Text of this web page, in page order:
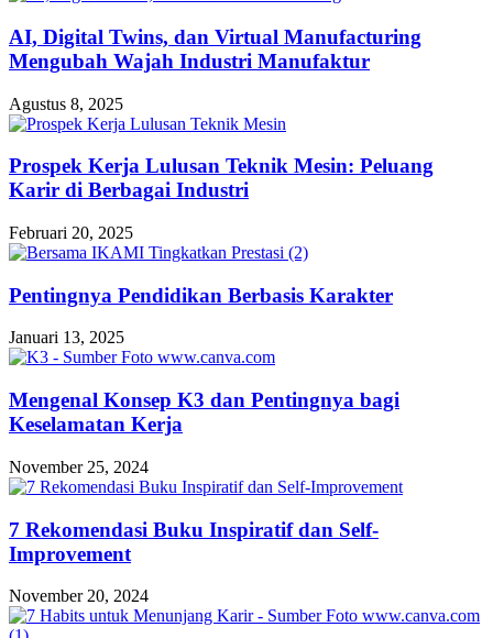
AI, Digital Twins, dan Virtual Manufacturing
Mengubah Wajah Industri Manufaktur
Agustus 8, 2025
Prospek Kerja Lulusan Teknik Mesin: Peluang
Karir di Berbagai Industri
Februari 20, 2025
Pentingnya Pendidikan Berbasis Karakter
Januari 13, 2025
Mengenal Konsep K3 dan Pentingnya bagi
Keselamatan Kerja
November 25, 2024
7 Rekomendasi Buku Inspiratif dan Self-
Improvement
November 20, 2024